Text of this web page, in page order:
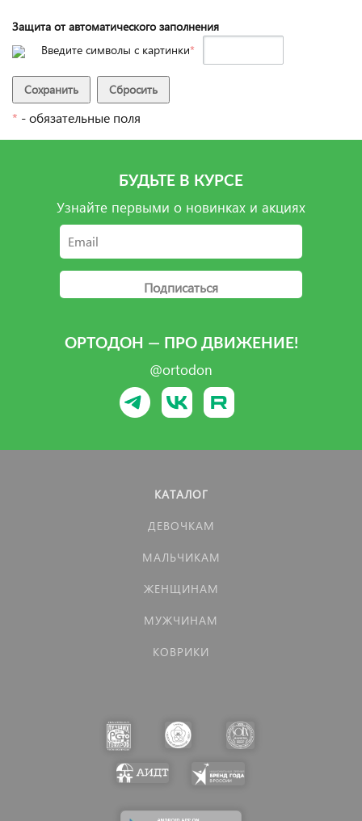
Защита от автоматического заполнения
Введите символы с картинки*
* - обязательные поля
БУДЬТЕ В КУРСЕ
Узнайте первыми о новинках и акциях
Подписаться
ОРТОДОН — ПРО ДВИЖЕНИЕ!
@ortodon
КАТАЛОГ
ДЕВОЧКАМ
МАЛЬЧИКАМ
ЖЕНЩИНАМ
МУЖЧИНАМ
КОВРИКИ